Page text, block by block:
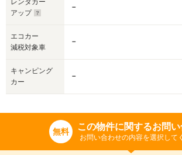
レンタカー
アップ
－
エコカー
減税対象車
－
キャンピング
カー
－
無料 この物件に関するお問
お問い合わせの内容を選択して